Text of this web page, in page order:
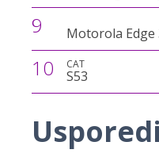
9 Motorola Edge
10 CAT
S53